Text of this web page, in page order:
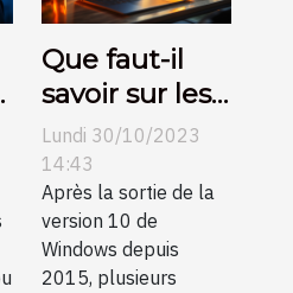
Que faut-il
savoir sur les
clés de
licence
Windows 10 ?
Lundi 30/10/2023
14:43
Après la sortie de la
version 10 de
Windows depuis
2015, plusieurs